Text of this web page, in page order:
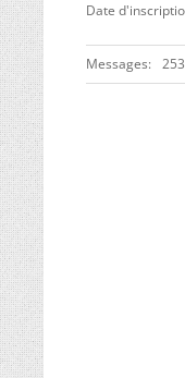
Date
Messages 253